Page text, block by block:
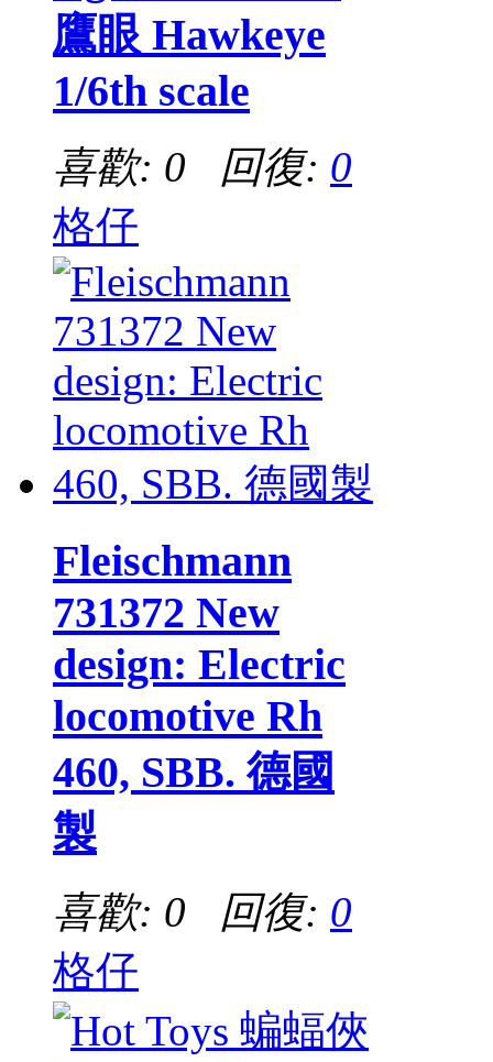
鷹眼 Hawkeye
1/6th scale
喜歡: 0 回復: 0
格仔
Fleischmann
731372 New
design: Electric
locomotive Rh
460, SBB. 德國
製
喜歡: 0 回復: 0
格仔